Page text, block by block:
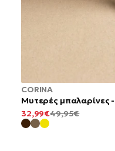
CORINA
Μυτερές μπαλαρίνες
49,95€
ΕΛΆΧΙΣΤΗ
ΤΙΜΉ
32,99€